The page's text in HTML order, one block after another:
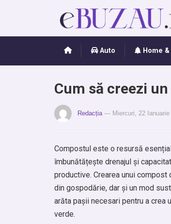
Auto Home
Cum să creezi
Redacția — Miercuri, 22 Ianuarie
Compostul este o resursă
îmbunătățește drenajul și
productive. Crearea unui
din gospodărie, dar și un mod
arăta pașii necesari pentru a
verde.